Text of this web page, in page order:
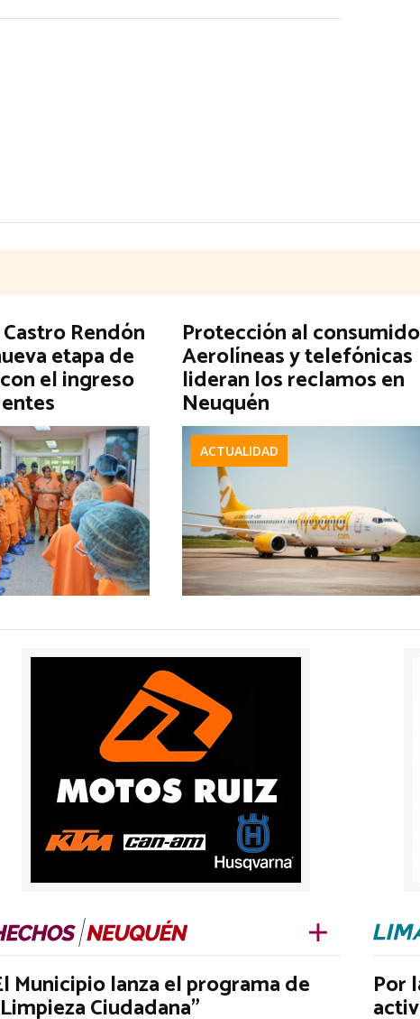
Rendón
etapa de
el ingreso
Protección al
Aerolíneas y telefónicas
lideran los reclamos en
Neuquén
ACTUALIDAD
Municipio lanza el programa de
Ciudadana”
Por